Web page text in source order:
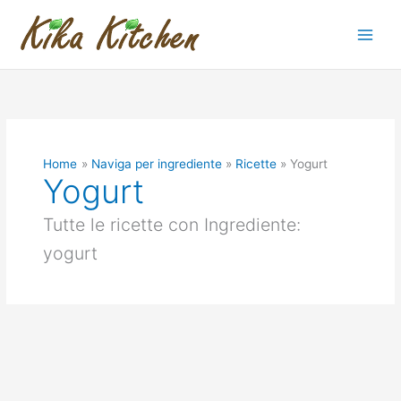
contenuto
Home Naviga per ingrediente Ricette Yogurt
Yogurt
Tutte le ricette con Ingrediente:
yogurt